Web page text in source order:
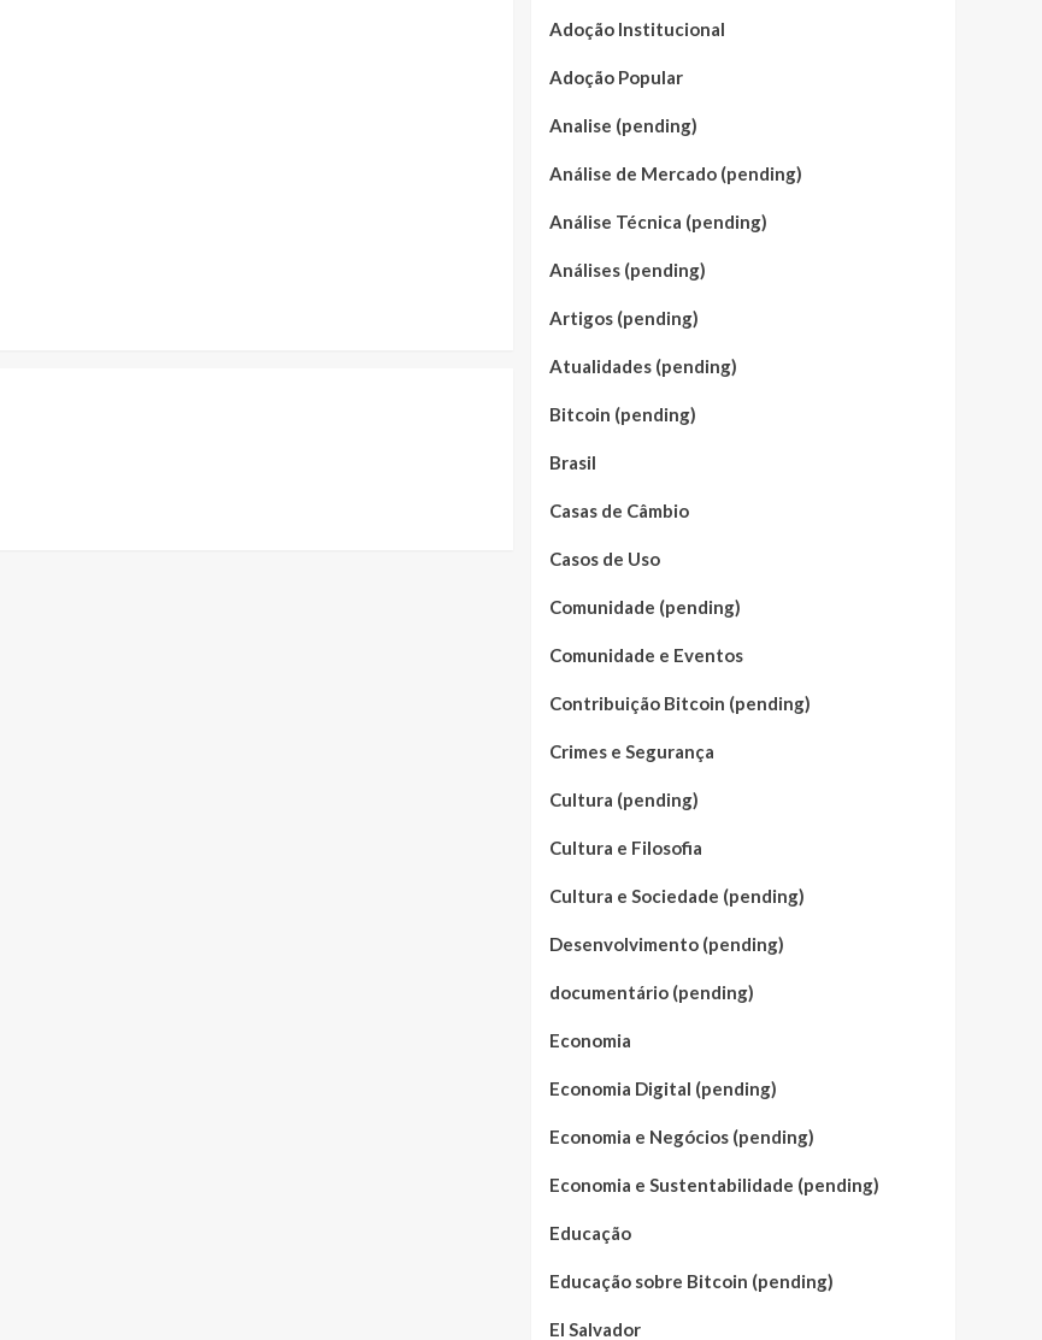
Adoção Institucional
Adoção Popular
Analise (pending)
Análise de Mercado (pending)
Análise Técnica (pending)
Análises (pending)
Artigos (pending)
Atualidades (pending)
Bitcoin (pending)
Brasil
Casas de Câmbio
Casos de Uso
Comunidade (pending)
Comunidade e Eventos
Contribuição Bitcoin (pending)
Crimes e Segurança
Cultura (pending)
Cultura e Filosofia
Cultura e Sociedade (pending)
Desenvolvimento (pending)
documentário (pending)
Economia
Economia Digital (pending)
Economia e Negócios (pending)
Economia e Sustentabilidade (pending)
Educação
Educação sobre Bitcoin (pending)
El Salvador